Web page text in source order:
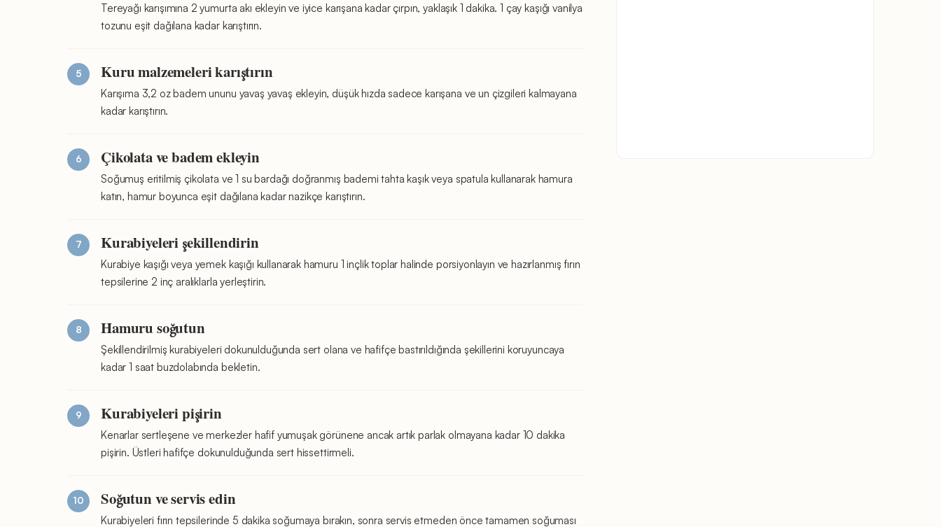
Tereyağı karışımına 2 yumurta akı ekleyin ve iyice karışana kadar çırpın, yaklaşık 1 dakika. 1 çay kaşığı vanilya
tozunu eşit dağılana kadar karıştırın.
Kuru malzemeleri karıştırın
Karışıma 3,2 oz badem ununu yavaş yavaş ekleyin, düşük hızda sadece karışana ve un çizgileri kalmayana
kadar karıştırın.
Çikolata ve badem ekleyin
Soğumuş eritilmiş çikolata ve 1 su bardağı doğranmış bademi tahta kaşık veya spatula kullanarak hamura
katın, hamur boyunca eşit dağılana kadar nazikçe karıştırın.
Kurabiyeleri şekillendirin
Kurabiye kaşığı veya yemek kaşığı kullanarak hamuru 1 inçlik toplar halinde porsiyonlayın ve hazırlanmış fırın
tepsilerine 2 inç aralıklarla yerleştirin.
Hamuru soğutun
Şekillendirilmiş kurabiyeleri dokunulduğunda sert olana ve hafifçe bastırıldığında şekillerini koruyuncaya
kadar 1 saat buzdolabında bekletin.
Kurabiyeleri pişirin
Kenarlar sertleşene ve merkezler hafif yumuşak görünene ancak artık parlak olmayana kadar 10 dakika
pişirin. Üstleri hafifçe dokunulduğunda sert hissettirmeli.
Soğutun ve servis edin
Kurabiyeleri fırın tepsilerinde 5 dakika soğumaya bırakın, sonra servis etmeden önce tamamen soğuması